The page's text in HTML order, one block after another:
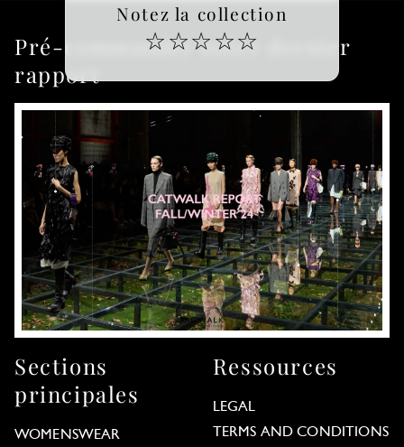
Notez la collection
☆ ☆☆ ☆☆
Pré-commander notre dernier
rapport
Sections
principales
WOMENSWEAR
Ressources
LEGAL
TERMS AND CONDITIONS